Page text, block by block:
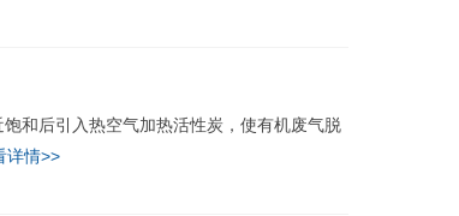
和后引入热空气加热活性炭，使有机废气脱
详情>>